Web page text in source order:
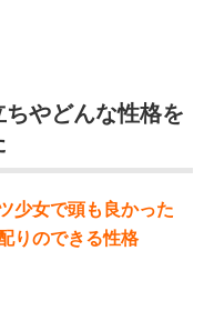
やどんな性格を
少女で頭も良かった
りのできる性格